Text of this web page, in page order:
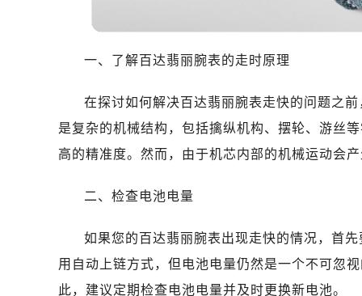
哈尔滨市道里区友谊西路600号富
大连市中山区人民路15号国际金融
佛山市禅城区季华五路57号万科金
无锡市梁溪区人民中路139号恒隆广
南通市崇川区工农路57号圆融广场
南宁市青秀区金湖路59号地王大厦
泉州市丰泽区宝洲路729号浦西万达
青岛市南区山东路6号华润大厦B座
一、了解百达翡丽腕表的走时原理
在探讨如何解决百达翡丽腕表走快的问题之
是复杂的机械结构，包括擒纵机构、摆轮、游丝
高的精准度。然而，由于机芯内部的机械运动会
二、检查电池电量
如果您的百达翡丽腕表出现走快的情况，首
用自动上链方式，但电池电量仍然是一个不可忽
此，建议定期检查电池电量并及时更换新电池。